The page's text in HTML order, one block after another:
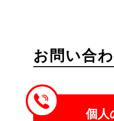
お問い合
個人